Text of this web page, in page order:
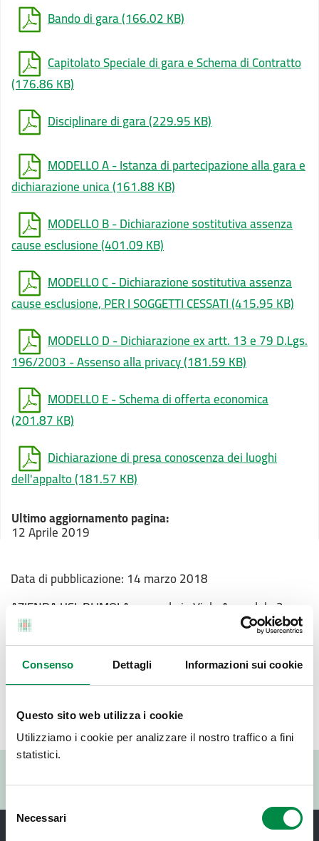
Consenso Dettagli Informazioni sui cookie
Questo sito web utilizza i cookie
Utilizziamo i cookie per analizzare il nostro traffico a fini
statistici.
delNecessari
Bando di gara(166.02 KB)
Capitolato Speciale di gara e Schema di Contratto
(176.86 KB)
Disciplinare di gara(229.95 KB)
MODELLO A - Istanza di partecipazione alla gara e
dichiarazione unica(161.88 KB)
MODELLO B - Dichiarazione sostitutiva assenza
cause esclusione(401.09 KB)
MODELLO C - Dichiarazione sostitutiva assenza
cause esclusione, PER I SOGGETTI CESSATI(415.95 KB)
MODELLO D - Dichiarazione ex artt. 13 e 79 D.Lgs.
196/2003 - Assenso alla privacy(181.59 KB)
MODELLO E - Schema di offerta economica
(201.87 KB)
Dichiarazione di presa conoscenza dei luoghi
dell'appalto(181.57 KB)
Ultimo aggiornamento pagina:
12 Aprile 2019
Data di pubblicazione: 14 marzo 2018
AZIENDA USL DI IMOLA con sede in Viale Amendola 2
40026 Imola (BO) tel. 0542/604424-4425
PEC: uff.tecnico@pec.ausl.imola.bo.it
Responsabile del Procedimento:
Dott. Ing. Francesco Ferrari - tel. 0542/604424-4420
Informazioni amministrative:
Dr.ssa Paola Bandini - tel. 0542/604424-4325
RISPONDI AL QUESTIONARIO